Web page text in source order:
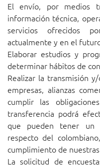
El envío, por medios
información técnica,
servicios ofrecidos
actualmente y en el
Elaborar estudios y
determinar hábitos de
Realizar la transmisión
empresas, alianzas
cumplir las
transferencia podrá
que pueden tener un
respecto del
cumplimiento de
La solicitud de